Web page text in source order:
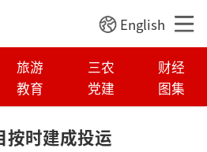
English
旅游 三农
财经
教育 党建 图集
按时建成投运